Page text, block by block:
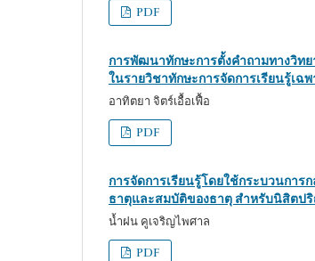
PDF
การพัฒนาทักษะการตั้งคำถามทางวิท
ในรายวิชาทักษะการจัดการเรียนรู้เฉ
อาทิตยา จิตร์เอื้อเฟื้อ
PDF
การจัดการเรียนรู้โดยใช้กระบวนการ
ธาตุและสมบัติของธาตุ สำหรับนิสิตป
น้ำฝน คูเจริญไพศาล
PDF